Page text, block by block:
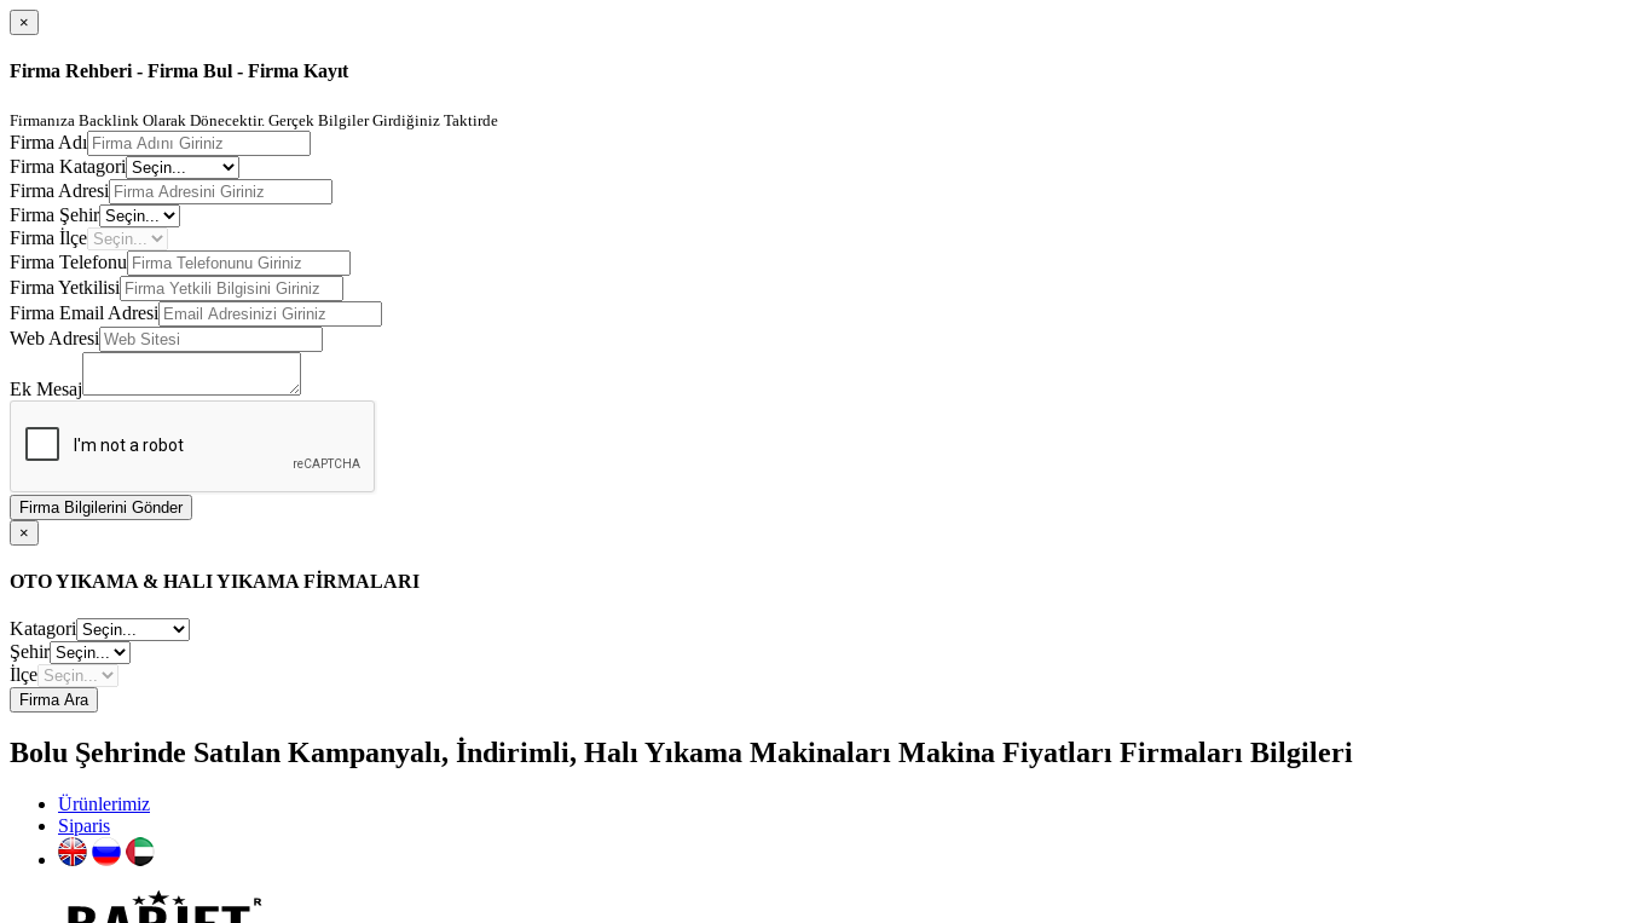
×
Firma Rehberi - Firma Bul - Firma Kayıt
Firmanıza Backlink Olarak Dönecektir. Gerçek Bilgiler Girdiğiniz Taktirde
Firma Adı
Firma Katagori
Firma Adresi
Firma Şehir
Firma İlçe
Firma Telefonu
Firma Yetkilisi
Firma Email Adresi
Web Adresi
Ek Mesaj
Firma Bilgilerini Gönder
×
OTO YIKAMA & HALI YIKAMA FİRMALARI
Katagori
Şehir
İlçe
Firma Ara
Bolu Şehrinde Satılan Kampanyalı, İndirimli, Halı Yıkama Makinaları Makina Fiyatları Firmaları Bilgileri
Ürünlerimiz
Siparis